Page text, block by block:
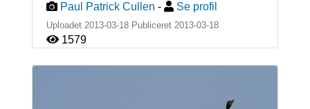
Paul Patrick Cullen - Se profil
Uploadet 2013-03-18 Publiceret 2013-03-18
1579